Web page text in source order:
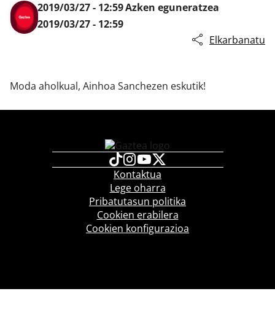
2019/03/27 - 12:59Azken eguneratzea
2019/03/27 - 12:59
Elkarbanatu
Moda aholkual, Ainhoa Sanchezen eskutik!
Kontaktua
Lege oharra
Pribatutasun politika
Cookien erabilera
Cookien konfigurazioa